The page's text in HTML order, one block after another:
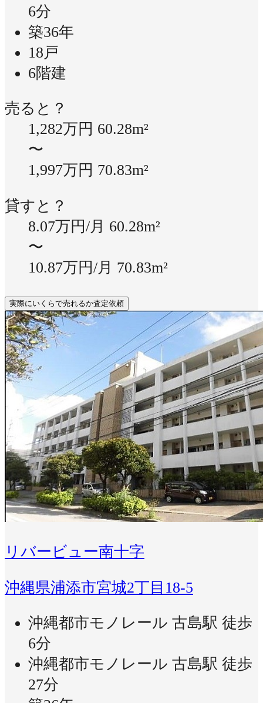
6分
築36年
18戸
6階建
売ると？
1,282万円 60.28m²
〜
1,997万円 70.83m²
貸すと？
8.07万円/月 60.28m²
〜
10.87万円/月 70.83m²
実際にいくらで売れるか査定依頼
リバービュー南十字
沖縄県浦添市宮城2丁目18-5
沖縄都市モノレール 古島駅 徒歩
6分
沖縄都市モノレール 古島駅 徒歩
27分